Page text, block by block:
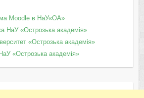
Moodle в НаУ«ОА»
НаУ «Острозька академія»
«Острозька академія»
«Острозька академія»